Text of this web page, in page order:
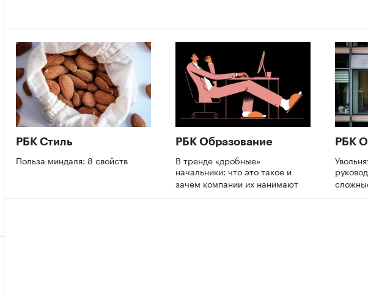
РБК Стиль
Польза миндаля: 8 свойств
РБК Образование
В тренде «дробные»
начальники: что это такое и
зачем компании их нанимают
РБК